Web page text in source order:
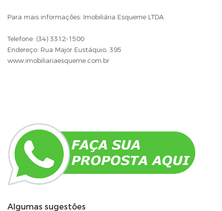
Para mais informações: Imobiliária Esqueme LTDA
Telefone: (34) 3312-1500
Endereço: Rua Major Eustáquio, 395
www.imobiliariaesqueme.com.br
Algumas sugestões